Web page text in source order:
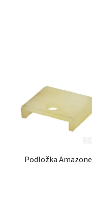
Podložka Amazone